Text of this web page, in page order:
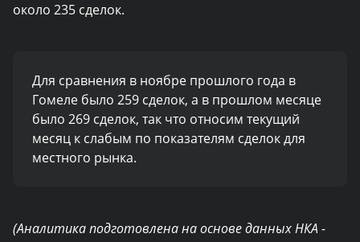
около 235 сделок.
Для сравнения в ноябре прошлого года в
Гомеле было 259 сделок, а в прошлом месяце
было 269 сделок, так что относим текущий
месяц к слабым по показателям сделок для
местного рынка.
(Аналитика подготовлена на основе данных НКА -